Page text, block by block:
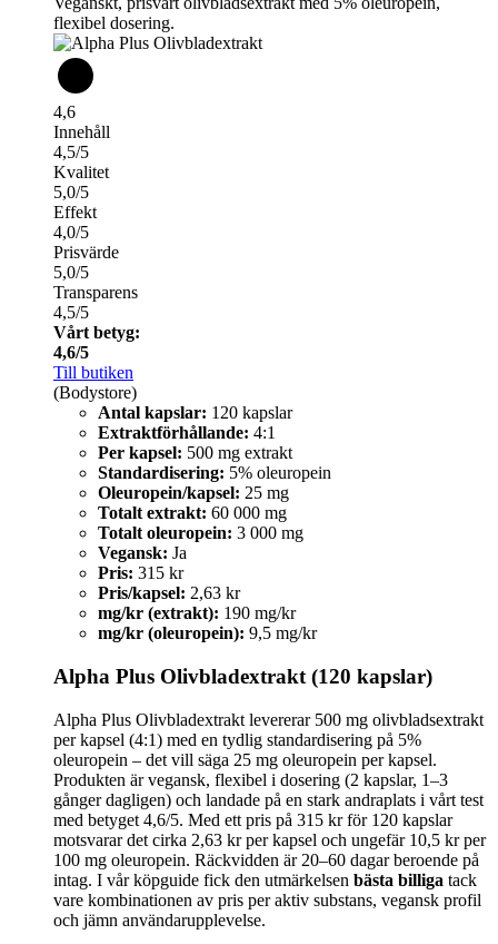
flexibel dosering.
4,6
Innehåll
4,5/5
Kvalitet
5,0/5
Effekt
4,0/5
Prisvärde
5,0/5
Transparens
4,5/5
Vårt betyg:
4,6/5
Till butiken
(Bodystore)
Antal kapslar: 120 kapslar
Extraktförhållande: 4:1
Per kapsel: 500 mg extrakt
Standardisering: 5% oleuropein
Oleuropein/kapsel: 25 mg
Totalt extrakt: 60 000 mg
Totalt oleuropein: 3 000 mg
Vegansk: Ja
Pris: 315 kr
Pris/kapsel: 2,63 kr
mg/kr (extrakt): 190 mg/kr
mg/kr (oleuropein): 9,5 mg/kr
Alpha Plus Olivbladextrakt (120 kapslar)
Alpha Plus Olivbladextrakt levererar 500 mg olivbladsextrakt
per kapsel (4:1) med en tydlig standardisering på 5%
oleuropein – det vill säga 25 mg oleuropein per kapsel.
Produkten är vegansk, flexibel i dosering (2 kapslar, 1–3
gånger dagligen) och landade på en stark andraplats i vårt test
med betyget 4,6/5. Med ett pris på 315 kr för 120 kapslar
motsvarar det cirka 2,63 kr per kapsel och ungefär 10,5 kr per
100 mg oleuropein. Räckvidden är 20–60 dagar beroende på
intag. I vår köpguide fick den utmärkelsen bästa billiga tack
vare kombinationen av pris per aktiv substans, vegansk profil
och jämn användarupplevelse.